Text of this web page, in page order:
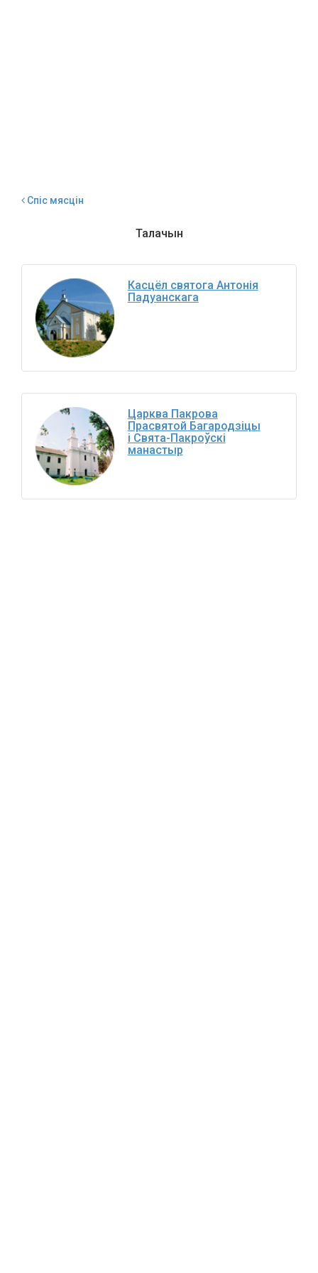
Спіс мясцін
Талачын
Касцёл святога Антонія
Падуанскага
Царква Пакрова
Прасвятой Багародзіцы
і Свята-Пакроўскі
манастыр